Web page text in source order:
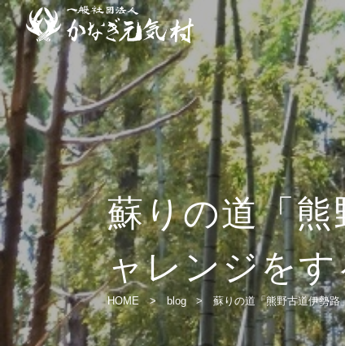
蘇りの道「
ャレンジを
HOME > blog > 蘇りの道「熊野古道伊勢